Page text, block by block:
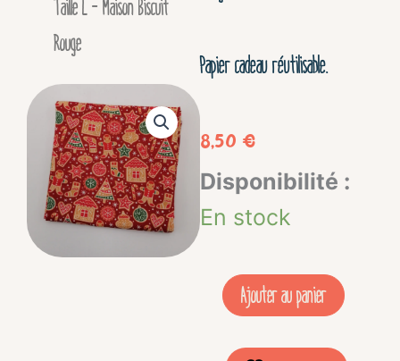
Taille L – Maison Biscuit
Rouge
Papier cadeau réutilisable.
8,50 €
Disponibilité :
En stock
quantité
de
TailleAjouter au panier